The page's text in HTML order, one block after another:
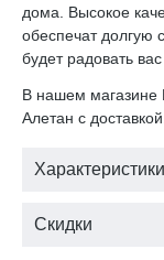
дома. Высокое
обеспечат долгую
будет радовать
В нашем магазине
Алетан с доставкой.
Характеристики
Скидки